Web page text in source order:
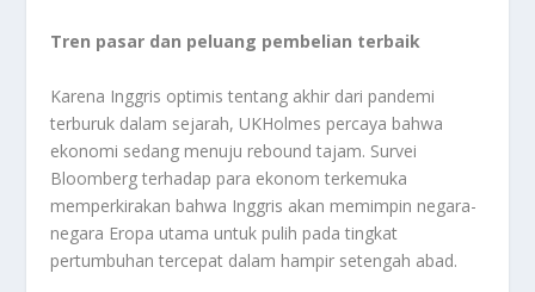
Tren pasar dan peluang pembelian terbaik
Karena Inggris optimis tentang akhir dari pandemi
terburuk dalam sejarah, UKHolmes percaya bahwa
ekonomi sedang menuju rebound tajam. Survei
Bloomberg terhadap para ekonom terkemuka
memperkirakan bahwa Inggris akan memimpin negara-
negara Eropa utama untuk pulih pada tingkat
pertumbuhan tercepat dalam hampir setengah abad.